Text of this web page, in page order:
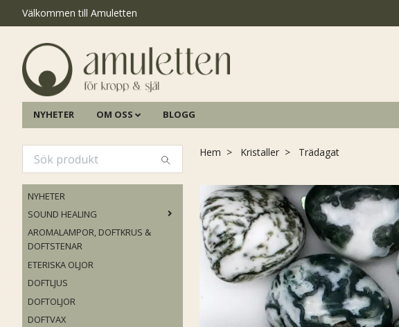
Välkommen till Amuletten
NYHETER OM OSS BLOGG
NYHETER
SOUND HEALING
AROMALAMPOR, DOFTKRUS &
DOFTSTENAR
ETERISKA OLJOR
DOFTLJUS
DOFTOLJOR
DOFTVAX
Hem Kristaller Trädagat